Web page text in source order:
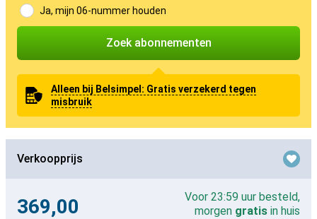
Ja, mijn 06-nummer houden
Zoek abonnementen
Alleen bij Belsimpel: Gratis verzekerd tegen
misbruik
Verkoopprijs
369,00
Voor 23:59 uur besteld,
morgen gratis in huis